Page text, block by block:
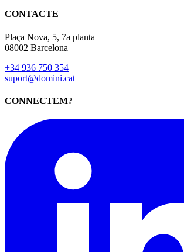
CONTACTE
Plaça Nova, 5, 7a planta
08002 Barcelona
+34 936 750 354
suport@domini.cat
CONNECTEM?